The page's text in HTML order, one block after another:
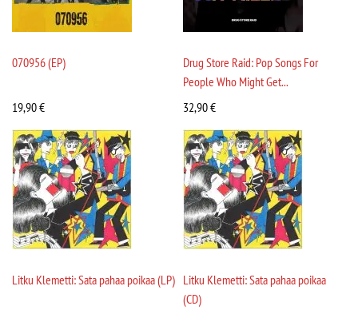
070956 (EP)
19,90€
Drug Store Raid: Pop Songs For
People Who Might Get...
32,90€
Litku Klemetti: Sata pahaa poikaa (LP) Litku Klemetti: Sata pahaa poikaa
(CD)